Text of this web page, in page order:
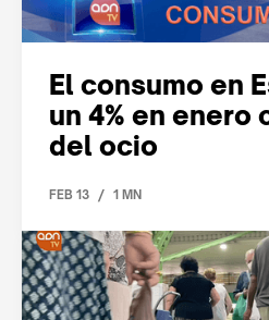
El consumo en
un 4% en enero
del ocio
FEB 13 / 1 MN